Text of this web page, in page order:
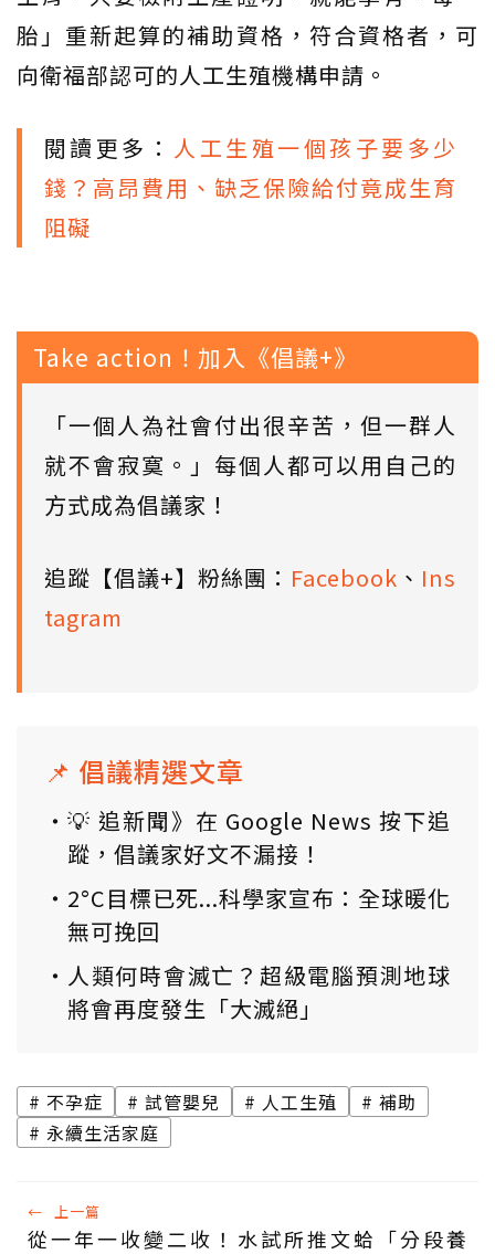
胎」重新起算的補助資格，符合資格者，可
向衛福部認可的人工生殖機構申請。
閱讀更多： 人工生殖一個孩子要多少
錢？高昂費用、缺乏保險給付竟成生育
阻礙
Take action！加入《倡議+》
「一個人為社會付出很辛苦，但一群人
就不會寂寞。」每個人都可以用自己的
方式成為倡議家！
追蹤【倡議+】粉絲團： Facebook 、 Ins
tagram
📌 倡議精選文章
💡 追新聞》在 Google News 按下追
蹤，倡議家好文不漏接！
2°C目標已死...科學家宣布：全球暖化
無可挽回
人類何時會滅亡？超級電腦預測地球
將會再度發生「大滅絕」
不孕症 試管嬰兒 人工生殖
補助
永續生活家庭
← 上一篇
從一年一收變二收！水試所推文蛤「分段養